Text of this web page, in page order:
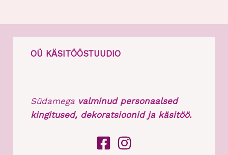
OÜ KÄSITÖÖSTUUDIO
Südamega valminud personaalsed
kingitused, dekoratsioonid ja käsitöö.